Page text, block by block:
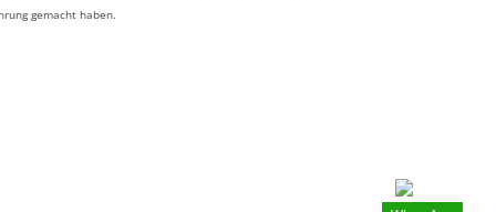
gemacht haben.